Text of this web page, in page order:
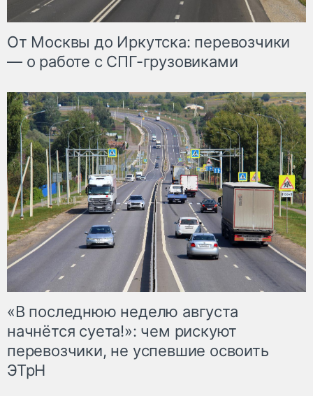
От Москвы до Иркутска: перевозчики
— о работе с СПГ-грузовиками
«В последнюю неделю августа
начнётся суета!»: чем рискуют
перевозчики, не успевшие освоить
ЭТрН